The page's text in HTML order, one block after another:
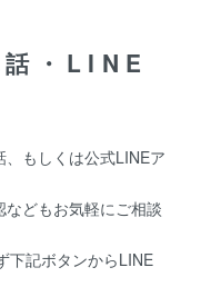
・LINE
もしくは公式LINEア
どもお気軽にご相談
下記ボタンからLINE